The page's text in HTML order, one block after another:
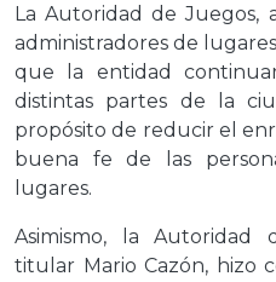
La Autoridad de Juegos,
administradores de
que la entidad
distintas partes de la
propósito de reducir el
buena fe de las
lugares.
Asimismo, la Autoridad
titular Mario Cazón, hizo